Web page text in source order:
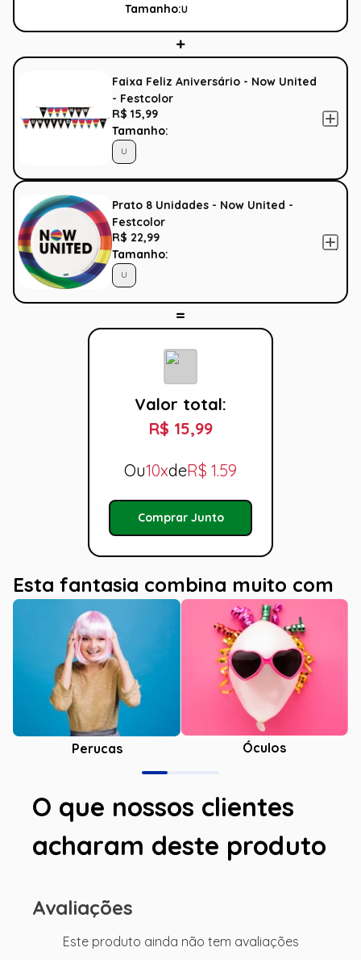
Tamanho:U
Faixa Feliz Aniversário - Now United
- Festcolor
R$ 15,99
Tamanho:
U
Prato 8 Unidades - Now United -
Festcolor
R$ 22,99
Tamanho:
U
Valor total:
R$ 15,99
Ou10xdeR$ 1.59
Comprar Junto
Esta fantasia combina muito com
Perucas Óculos
O que nossos clientes
acharam deste produto
Avaliações
Este produto ainda não tem avaliações